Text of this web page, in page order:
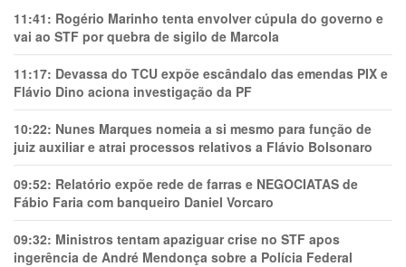
11:41: Rogério Marinho tenta envolver cúpula do governo e
vai ao STF por quebra de sigilo de Marcola
11:17: Devassa do TCU expõe escândalo das emendas PIX e
Flávio Dino aciona investigação da PF
10:22: Nunes Marques nomeia a si mesmo para função de
juiz auxiliar e atrai processos relativos a Flávio Bolsonaro
09:52: Relatório expõe rede de farras e NEGOCIATAS de
Fábio Faria com banqueiro Daniel Vorcaro
09:32: Ministros tentam apaziguar crise no STF apos
ingerência de André Mendonça sobre a Polícia Federal